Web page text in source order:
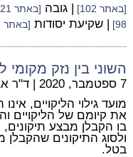
[באתר 102] | גובה [באתר 221]
98]
| שקיעת יסודות [באתר 24]
השוני בין נזק מקומי
7 ספטמבר, 2020 | ד"ר
מועד גילוי הליקויים,
את קיומם של הליקויים
בו הקבלן מבצע תיקונים,
ולסוג התיקונים שהקבלן
בטל.